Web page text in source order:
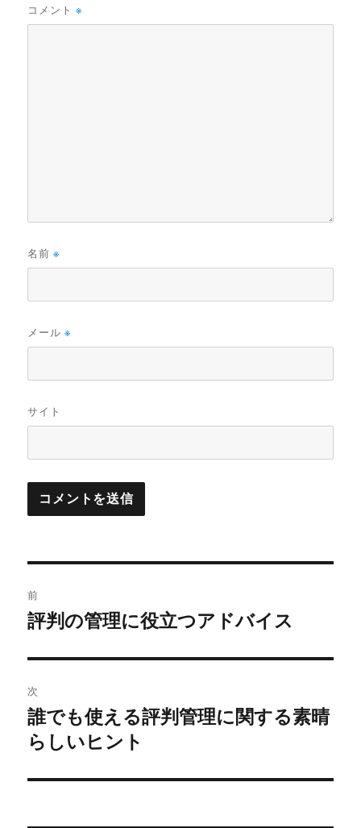
コメント※
名前※
メール※
サイト
稿
ビ
ゲ
ー
シ
前
前
投
稿:
評判の管理に役立つアドバイス
次
次
の
稿:
誰でも使える評判管理に関する素晴
らしいヒント